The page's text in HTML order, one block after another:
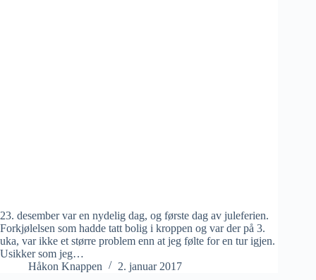
23. desember var en nydelig dag, og første dag av juleferien.
Forkjølelsen som hadde tatt bolig i kroppen og var der på 3.
uka, var ikke et større problem enn at jeg følte for en tur igjen.
Usikker som jeg…
Håkon Knappen
2. januar 2017